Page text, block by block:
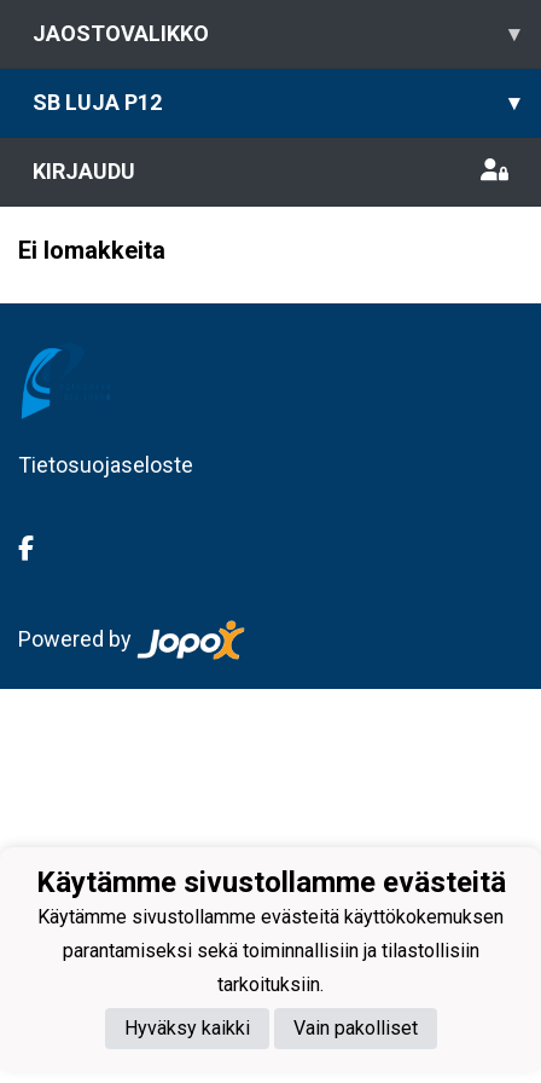
JAOSTOVALIKKO ▾
SB LUJA P12 ▾
KIRJAUDU
Ei lomakkeita
Tietosuojaseloste
Powered by
Käytämme sivustollamme evästeitä
Käytämme sivustollamme evästeitä käyttökokemuksen
parantamiseksi sekä toiminnallisiin ja tilastollisiin
tarkoituksiin.
Hyväksy kaikki
Vain pakolliset